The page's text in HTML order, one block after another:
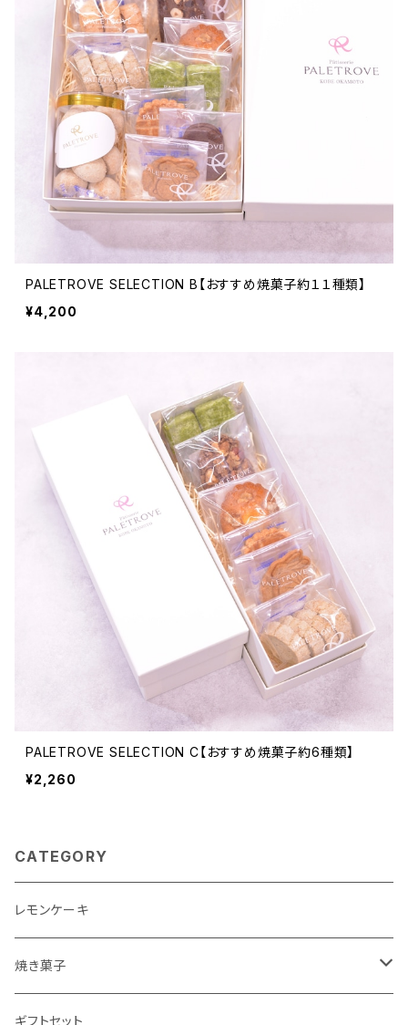
PALETROVE SELECTION B【おすすめ焼菓子約１１種類】
¥4,200
PALETROVE SELECTION C【おすすめ焼菓子約6種類】
¥2,260
CATEGORY
レモンケーキ
焼き菓子
詰め合わせギフト
ギフトセット